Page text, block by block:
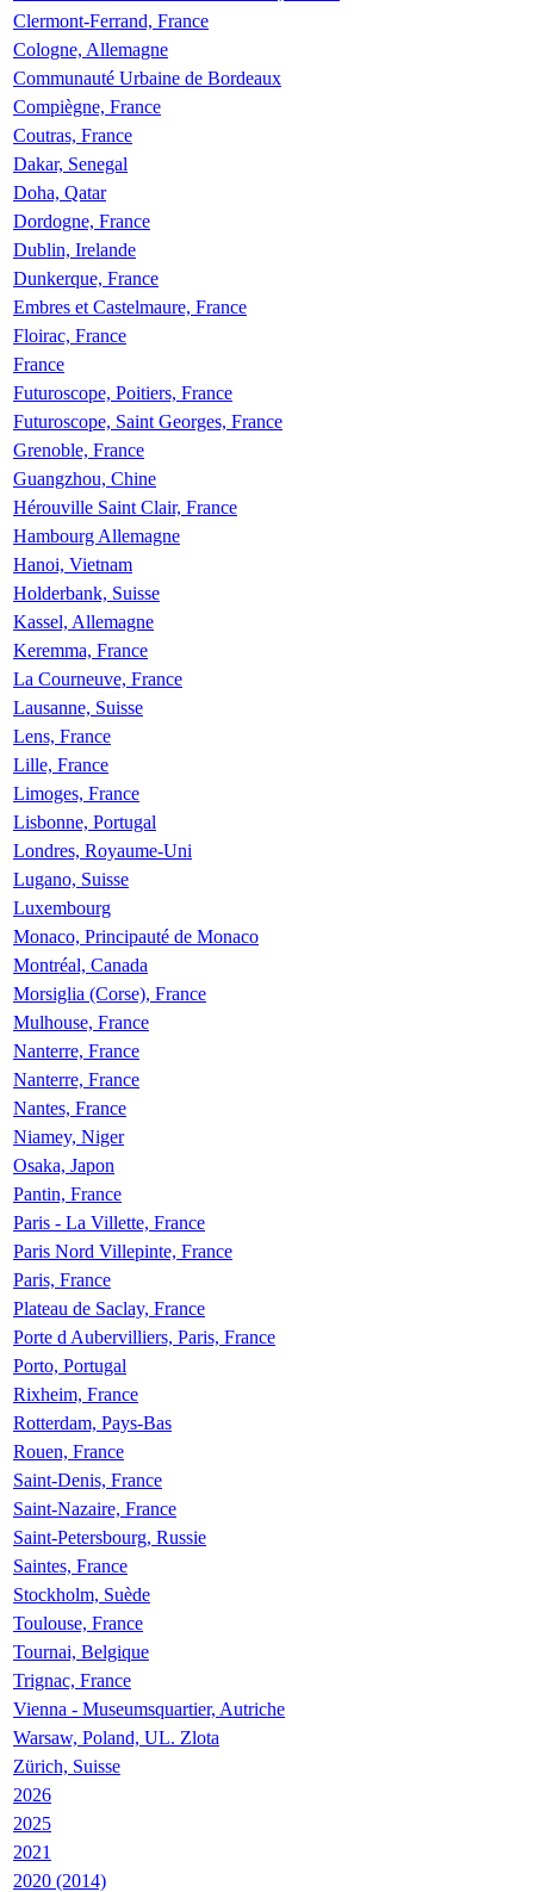
Clermont-Ferrand, France
Cologne, Allemagne
Communauté Urbaine de Bordeaux
Compiègne, France
Coutras, France
Dakar, Senegal
Doha, Qatar
Dordogne, France
Dublin, Irelande
Dunkerque, France
Embres et Castelmaure, France
Floirac, France
France
Futuroscope, Poitiers, France
Futuroscope, Saint Georges, France
Grenoble, France
Guangzhou, Chine
Hérouville Saint Clair, France
Hambourg Allemagne
Hanoi, Vietnam
Holderbank, Suisse
Kassel, Allemagne
Keremma, France
La Courneuve, France
Lausanne, Suisse
Lens, France
Lille, France
Limoges, France
Lisbonne, Portugal
Londres, Royaume-Uni
Lugano, Suisse
Luxembourg
Monaco, Principauté de Monaco
Montréal, Canada
Morsiglia (Corse), France
Mulhouse, France
Nanterre, France
Nanterre, France
Nantes, France
Niamey, Niger
Osaka, Japon
Pantin, France
Paris - La Villette, France
Paris Nord Villepinte, France
Paris, France
Plateau de Saclay, France
Porte d Aubervilliers, Paris, France
Porto, Portugal
Rixheim, France
Rotterdam, Pays-Bas
Rouen, France
Saint-Denis, France
Saint-Nazaire, France
Saint-Petersbourg, Russie
Saintes, France
Stockholm, Suède
Toulouse, France
Tournai, Belgique
Trignac, France
Vienna - Museumsquartier, Autriche
Warsaw, Poland, UL. Zlota
Zürich, Suisse
2026
2025
2021
2020 (2014)